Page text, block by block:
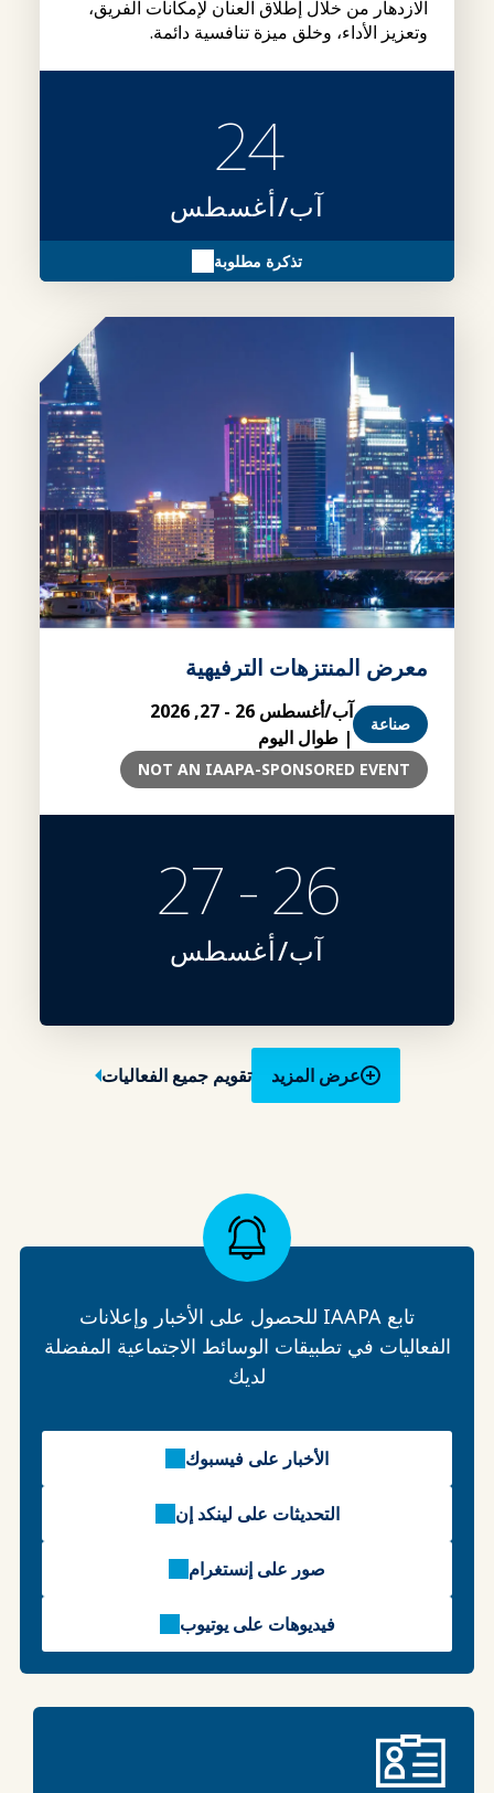
الازدهار من خلال إطلاق العنان لإمكانات الفريق،
وتعزيز الأداء، وخلق ميزة تنافسية دائمة.
24
آب/أغسطس
تذكرة مطلوبة
معرض المنتزهات الترفيهية
صناعة
آب/أغسطس 26 - 27, 2026
| طوال اليوم
NOT AN IAAPA-SPONSORED EVENT
26 - 27
آب/أغسطس
عرض المزيد تقويم جميع الفعاليات
تابع IAAPA للحصول على الأخبار وإعلانات
الفعاليات في تطبيقات الوسائط الاجتماعية المفضلة
لديك
الأخبار على فيسبوك
التحديثات على لينكد إن
صور على إنستغرام
فيديوهات على يوتيوب